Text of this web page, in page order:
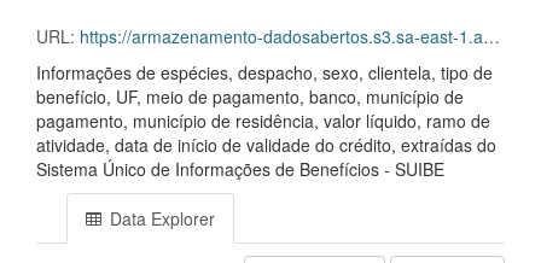
URL: https://armazenamento-dadosabertos.s3.sa-east-1.amazonaws.com/PDA_2025_2027/Grupos_de_dados/Benef%C3%ADcios+emitidos/D.SDA.PDA.003.EMI.202604.zip
Informações de espécies, despacho, sexo, clientela, tipo de
benefício, UF, meio de pagamento, banco, município de
pagamento, município de residência, valor líquido, ramo de
atividade, data de início de validade do crédito, extraídas do
Sistema Único de Informações de Benefícios - SUIBE
Data Explorer